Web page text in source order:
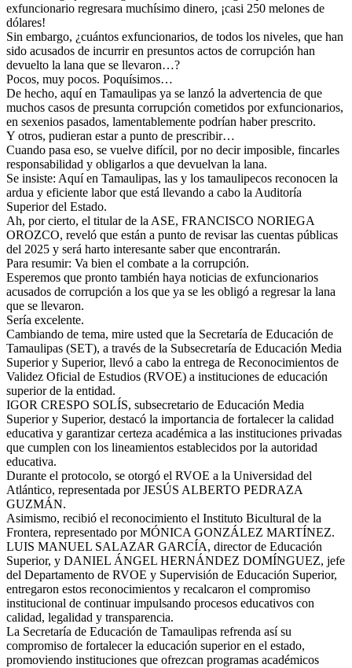
exfuncionario regresara muchísimo dinero, ¡casi 250 melones de
dólares!
Sin embargo, ¿cuántos exfuncionarios, de todos los niveles, que han
sido acusados de incurrir en presuntos actos de corrupción han
devuelto la lana que se llevaron…?
Pocos, muy pocos. Poquísimos…
De hecho, aquí en Tamaulipas ya se lanzó la advertencia de que
muchos casos de presunta corrupción cometidos por exfuncionarios,
en sexenios pasados, lamentablemente podrían haber prescrito.
Y otros, pudieran estar a punto de prescribir…
Cuando pasa eso, se vuelve difícil, por no decir imposible, fincarles
responsabilidad y obligarlos a que devuelvan la lana.
Se insiste: Aquí en Tamaulipas, las y los tamaulipecos reconocen la
ardua y eficiente labor que está llevando a cabo la Auditoría
Superior del Estado.
Ah, por cierto, el titular de la ASE, FRANCISCO NORIEGA
OROZCO, reveló que están a punto de revisar las cuentas públicas
del 2025 y será harto interesante saber que encontrarán.
Para resumir: Va bien el combate a la corrupción.
Esperemos que pronto también haya noticias de exfuncionarios
acusados de corrupción a los que ya se les obligó a regresar la lana
que se llevaron.
Sería excelente.
Cambiando de tema, mire usted que la Secretaría de Educación de
Tamaulipas (SET), a través de la Subsecretaría de Educación Media
Superior y Superior, llevó a cabo la entrega de Reconocimientos de
Validez Oficial de Estudios (RVOE) a instituciones de educación
superior de la entidad.
IGOR CRESPO SOLÍS, subsecretario de Educación Media
Superior y Superior, destacó la importancia de fortalecer la calidad
educativa y garantizar certeza académica a las instituciones privadas
que cumplen con los lineamientos establecidos por la autoridad
educativa.
Durante el protocolo, se otorgó el RVOE a la Universidad del
Atlántico, representada por JESÚS ALBERTO PEDRAZA
GUZMÁN.
Asimismo, recibió el reconocimiento el Instituto Bicultural de la
Frontera, representado por MÓNICA GONZÁLEZ MARTÍNEZ.
LUIS MANUEL SALAZAR GARCÍA, director de Educación
Superior, y DANIEL ÁNGEL HERNÁNDEZ DOMÍNGUEZ, jefe
del Departamento de RVOE y Supervisión de Educación Superior,
entregaron estos reconocimientos y recalcaron el compromiso
institucional de continuar impulsando procesos educativos con
calidad, legalidad y transparencia.
La Secretaría de Educación de Tamaulipas refrenda así su
compromiso de fortalecer la educación superior en el estado,
promoviendo instituciones que ofrezcan programas académicos